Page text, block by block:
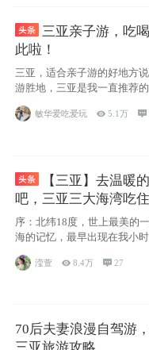
三亚亲子游，吃
此啦！
三亚，适合亲子游的好地方
游胜地，三亚是我一直推荐
海、有蓝天
敏华爱吃爱玩 5.1万 
【三亚】去温暖
吧，三亚三大海湾吃
序：北纬18度，世上最美的
海的记忆，最早出现在我小时
滢萱 8.4万 27
70后夫妻浪漫自驾游